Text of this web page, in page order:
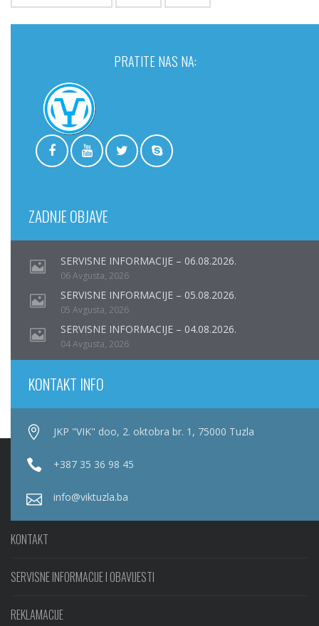
PRATITE NAS NA:
ZADNJE OBJAVE
SERVISNE INFORMACIJE – 06.08.2026.
06 Avgusta, 2026
SERVISNE INFORMACIJE – 05.08.2026.
05 Avgusta, 2026
SERVISNE INFORMACIJE – 04.08.2026.
04 Avgusta, 2026
KONTAKT INFO
JKP "VIK" doo, 2. oktobra br. 1, 75000 Tuzla
+387 35 36 98 45
info@viktuzla.ba
KONTAKT
SERVISNE INFORMACIJE I OBAVIJESTI
REKLAMACIJE